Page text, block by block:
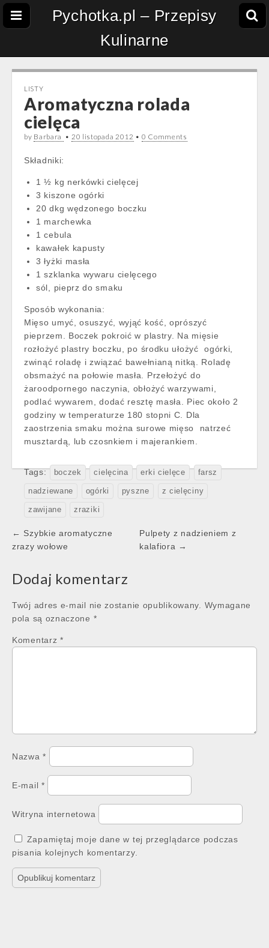
Pychotka.pl – Przepisy
Kulinarne
LISTY
Aromatyczna rolada
cielęca
by Barbara • 20 listopada 2012 • 0 Comments
Składniki:
1 ½ kg nerkówki cielęcej
3 kiszone ogórki
20 dkg wędzonego boczku
1 marchewka
1 cebula
kawałek kapusty
3 łyżki masła
1 szklanka wywaru cielęcego
sól, pieprz do smaku
Sposób wykonania:
Mięso umyć, osuszyć, wyjąć kość, oprószyć
pieprzem. Boczek pokroić w plastry. Na mięsie
rozłożyć plastry boczku, po środku ułożyć ogórki,
zwinąć roladę i związać bawełnianą nitką. Roladę
obsmażyć na połowie masła. Przełożyć do
żaroodpornego naczynia, obłożyć warzywami,
podlać wywarem, dodać resztę masła. Piec około 2
godziny w temperaturze 180 stopni C. Dla
zaostrzenia smaku można surowe mięso natrzeć
musztardą, lub czosnkiem i majerankiem.
Tags: boczek cielęcina erki cielęce farsz
nadziewane ogórki pyszne z cielęciny
zawijane zraziki
Post
navigation
← Szybkie aromatyczne
zrazy wołowe
Pulpety z nadzieniem z
kalafiora →
Dodaj komentarz
Twój adres e-mail nie zostanie opublikowany.
Wymagane
pola są oznaczone *
Komentarz *
Nazwa*
E-mail *
Witryna internetowa
Zapamiętaj moje dane w tej przeglądarce podczas
pisania kolejnych komentarzy.